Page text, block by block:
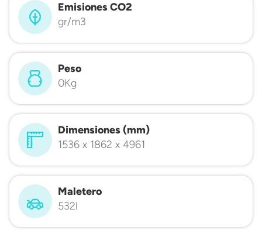
Emisiones CO2
gr/m3
Peso
0Kg
Dimensiones (mm)
1536 x 1862 x 4961
Maletero
532l